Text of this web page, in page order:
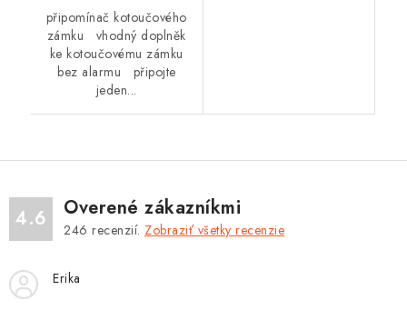
připomínač kotoučového
zámku vhodný doplněk
ke kotoučovému zámku
bez alarmu připojte
jeden...
4.6 Overené zákazníkmi
246 recenzií. Zobraziť všetky recenzie
Erika